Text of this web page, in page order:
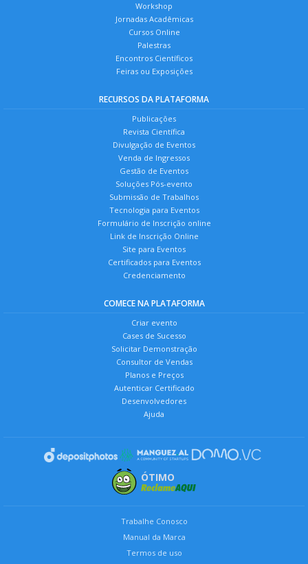
Workshop
Jornadas Acadêmicas
Cursos Online
Palestras
Encontros Científicos
Feiras ou Exposições
RECURSOS DA PLATAFORMA
Publicações
Revista Científica
Divulgação de Eventos
Venda de Ingressos
Gestão de Eventos
Soluções Pós-evento
Submissão de Trabalhos
Tecnologia para Eventos
Formulário de Inscrição online
Link de Inscrição Online
Site para Eventos
Certificados para Eventos
Credenciamento
COMECE NA PLATAFORMA
Criar evento
Cases de Sucesso
Solicitar Demonstração
Consultor de Vendas
Planos e Preços
Autenticar Certificado
Desenvolvedores
Ajuda
ÓTIMO
Trabalhe Conosco
Manual da Marca
Termos de uso